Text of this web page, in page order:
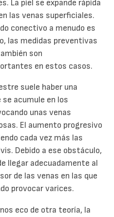
La piel se expande rápida
las venas superficiales.
conectivo a menudo es
las medidas preventivas
son
en estos casos.
suele haber una
acumule en los
unas venas
El aumento progresivo
cada vez más las
Debido a ese obstáculo,
llegar adecuadamente al
de las venas en las que
provocar varices.
eco de otra teoría, la